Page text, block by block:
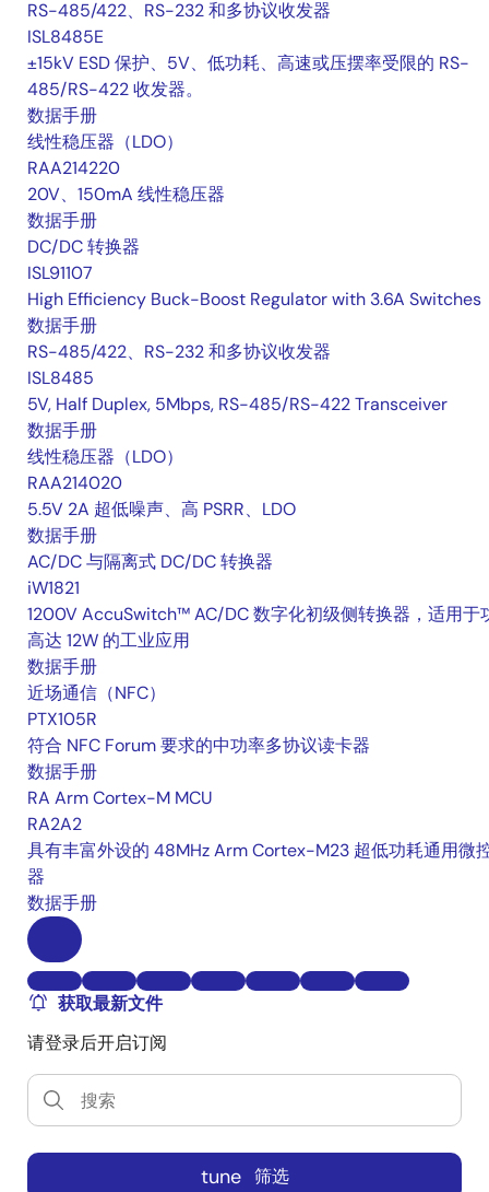
RS-485/422、RS-232 和多协议收发器
ISL8485E
±15kV ESD 保护、5V、低功耗、高速或压摆率受限的 RS-
485/RS-422 收发器。
数据手册
线性稳压器（LDO）
RAA214220
20V、150mA 线性稳压器
数据手册
DC/DC 转换器
ISL91107
High Efficiency Buck-Boost Regulator with 3.6A Switches
数据手册
RS-485/422、RS-232 和多协议收发器
ISL8485
5V, Half Duplex, 5Mbps, RS-485/RS-422 Transceiver
数据手册
线性稳压器（LDO）
RAA214020
5.5V 2A 超低噪声、高 PSRR、LDO
数据手册
AC/DC 与隔离式 DC/DC 转换器
iW1821
1200V AccuSwitch™ AC/DC 数字化初级侧转换器，适用于
高达 12W 的工业应用
数据手册
近场通信（NFC）
PTX105R
符合 NFC Forum 要求的中功率多协议读卡器
数据手册
RA Arm Cortex-M MCU
RA2A2
具有丰富外设的 48MHz Arm Cortex-M23 超低功耗通用微
器
数据手册
获取最新文件
请登录后开启订阅
tune 筛选